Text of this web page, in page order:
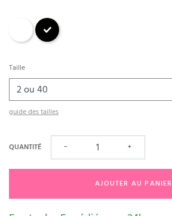
Noir
Taille
guide des tailles
QUANTITÉ − +
AJOUTER AU PANIER